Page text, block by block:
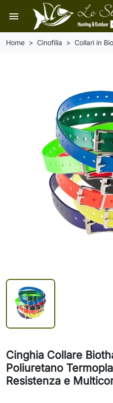
menu
Home Cinofilia Collari in
Cinghia Collare
Poliuretano
Resistenza e